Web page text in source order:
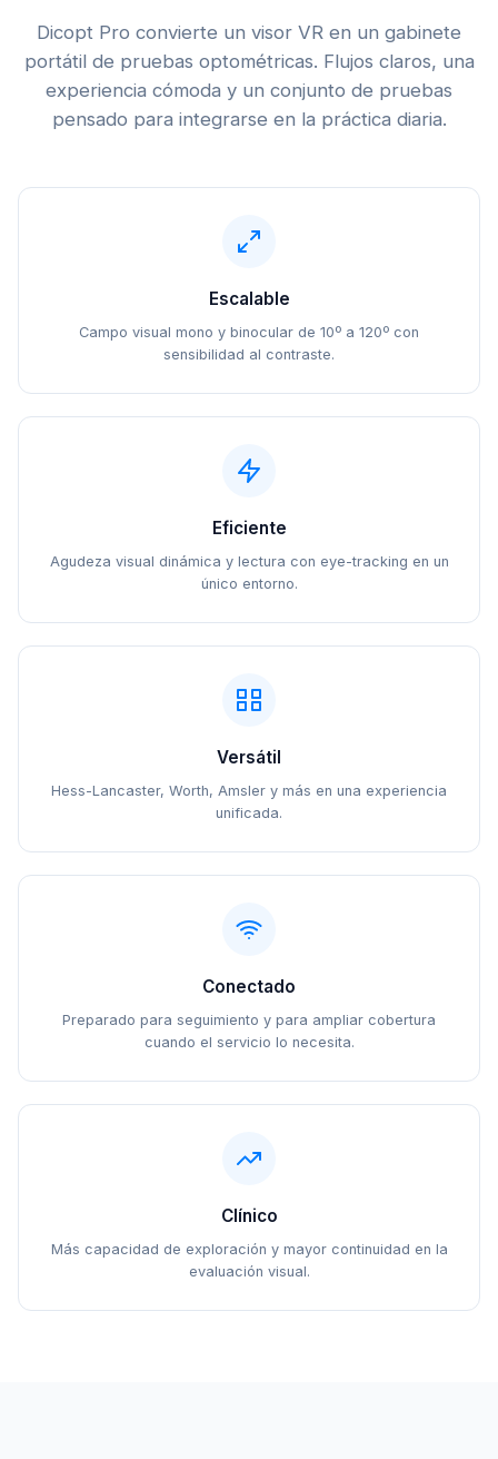
Dicopt Pro convierte un visor VR en un gabinete
portátil de pruebas optométricas. Flujos claros, una
experiencia cómoda y un conjunto de pruebas
pensado para integrarse en la práctica diaria.
Escalable
Campo visual mono y binocular de 10º a 120º con
sensibilidad al contraste.
Eficiente
Agudeza visual dinámica y lectura con eye-tracking en un
único entorno.
Versátil
Hess-Lancaster, Worth, Amsler y más en una experiencia
unificada.
Conectado
Preparado para seguimiento y para ampliar cobertura
cuando el servicio lo necesita.
Clínico
Más capacidad de exploración y mayor continuidad en la
evaluación visual.